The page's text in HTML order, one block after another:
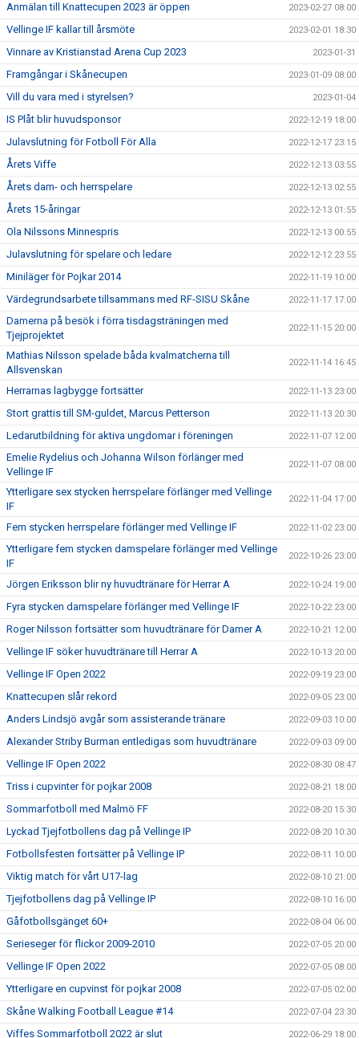
Anmälan till Knattecupen 2023 är öppen 2023-02-27 08:00
Vellinge IF kallar till årsmöte 2023-02-01 18:30
Vinnare av Kristianstad Arena Cup 2023 2023-01-31
Framgångar i Skånecupen 2023-01-09 08:00
Vill du vara med i styrelsen? 2023-01-04
IS Plåt blir huvudsponsor 2022-12-19 18:00
Julavslutning för Fotboll För Alla 2022-12-17 23:15
Årets Viffe 2022-12-13 03:55
Årets dam- och herrspelare 2022-12-13 02:55
Årets 15-åringar 2022-12-13 01:55
Ola Nilssons Minnespris 2022-12-13 00:55
Julavslutning för spelare och ledare 2022-12-12 23:55
Miniläger för Pojkar 2014 2022-11-19 10:00
Värdegrundsarbete tillsammans med RF-SISU Skåne 2022-11-17 17:00
Damerna på besök i förra tisdagsträningen med
Tjejprojektet
2022-11-15 20:00
Mathias Nilsson spelade båda kvalmatcherna till
Allsvenskan
2022-11-14 16:45
Herrarnas lagbygge fortsätter 2022-11-13 23:00
Stort grattis till SM-guldet, Marcus Petterson 2022-11-13 20:30
Ledarutbildning för aktiva ungdomar i föreningen 2022-11-07 12:00
Emelie Rydelius och Johanna Wilson förlänger med
Vellinge IF
2022-11-07 08:00
Ytterligare sex stycken herrspelare förlänger med Vellinge
IF
2022-11-04 17:00
Fem stycken herrspelare förlänger med Vellinge IF 2022-11-02 23:00
Ytterligare fem stycken damspelare förlänger med Vellinge
IF
2022-10-26 23:00
Jörgen Eriksson blir ny huvudtränare för Herrar A 2022-10-24 19:00
Fyra stycken damspelare förlänger med Vellinge IF 2022-10-22 23:00
Roger Nilsson fortsätter som huvudtränare för Damer A 2022-10-21 12:00
Vellinge IF söker huvudtränare till Herrar A 2022-10-13 20:00
Vellinge IF Open 2022 2022-09-19 23:00
Knattecupen slår rekord 2022-09-05 23:00
Anders Lindsjö avgår som assisterande tränare 2022-09-03 10:00
Alexander Striby Burman entledigas som huvudtränare 2022-09-03 09:00
Vellinge IF Open 2022 2022-08-30 08:47
Triss i cupvinter för pojkar 2008 2022-08-21 18:00
Sommarfotboll med Malmö FF 2022-08-20 15:30
Lyckad Tjejfotbollens dag på Vellinge IP 2022-08-20 10:30
Fotbollsfesten fortsätter på Vellinge IP 2022-08-11 10:00
Viktig match för vårt U17-lag 2022-08-10 21:00
Tjejfotbollens dag på Vellinge IP 2022-08-10 16:00
Gåfotbollsgänget 60+ 2022-08-04 06:00
Serieseger för flickor 2009-2010 2022-07-05 20:00
Vellinge IF Open 2022 2022-07-05 08:00
Ytterligare en cupvinst för pojkar 2008 2022-07-05 02:00
Skåne Walking Football League #14 2022-07-04 23:30
Viffes Sommarfotboll 2022 är slut 2022-06-29 18:00